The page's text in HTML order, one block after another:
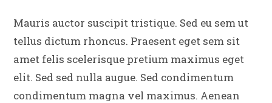
Mauris auctor suscipit tristique. Sed eu sem ut
tellus dictum rhoncus. Praesent eget sem sit
amet felis scelerisque pretium maximus eget
elit. Sed sed nulla augue. Sed condimentum
condimentum magna vel maximus. Aenean